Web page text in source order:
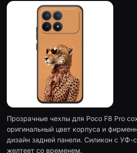
Прозрачные чехлы для Poco F8 Pro
оригинальный цвет корпуса и
дизайн задней панели. Силикон с УФ-
желтеет со временем.